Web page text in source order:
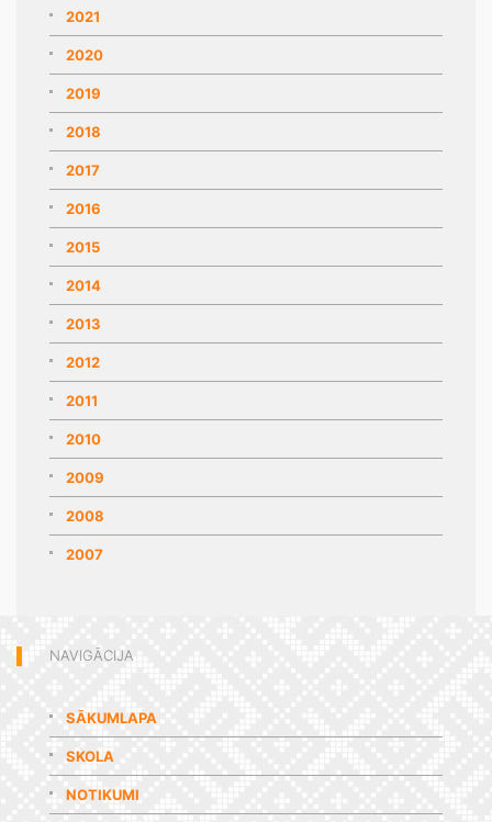
2021
2020
2019
2018
2017
2016
2015
2014
2013
2012
2011
2010
2009
2008
2007
NAVIGĀCIJA
SĀKUMLAPA
SKOLA
NOTIKUMI